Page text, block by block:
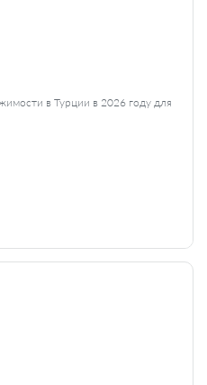
в Турции в 2026 году для